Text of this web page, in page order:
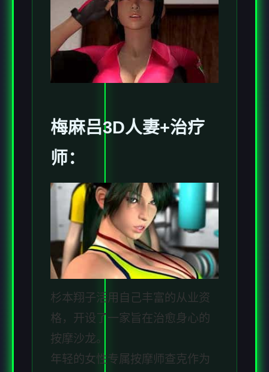
梅麻吕3D人妻+治疗
师：
杉本翔子活用自己丰富的从业资
格，开设了一家旨在治愈身心的
按摩沙龙。
年轻的女性专属按摩师查克作为